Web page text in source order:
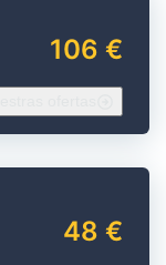
106 €
48 €